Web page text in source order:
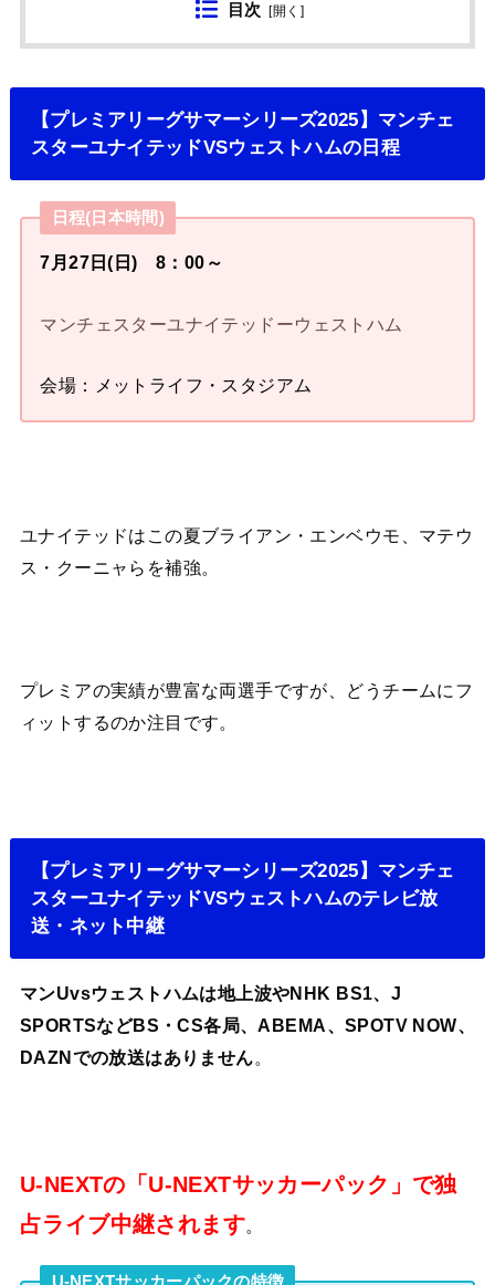
目次 [開く ]
【プレミアリーグサマーシリーズ2025】マンチェ
スターユナイテッドVSウェストハムの日程
日程(日本時間)
7月27日(日) 8：00～
マンチェスターユナイテッドーウェストハム
会場：メットライフ・スタジアム
ユナイテッドはこの夏ブライアン・エンベウモ、マテウ
ス・クーニャらを補強。
プレミアの実績が豊富な両選手ですが、どうチームにフ
ィットするのか注目です。
【プレミアリーグサマーシリーズ2025】マンチェ
スターユナイテッドVSウェストハムのテレビ放
送・ネット中継
マンUvsウェストハムは地上波やNHK BS1、J
SPORTSなどBS・CS各局、ABEMA、SPOTV NOW、
DAZN での放送はありません。
U-NEXTの「U-NEXTサッカーパック」で独
占ライブ中継されます。
U-NEXTサッカーパックの特徴